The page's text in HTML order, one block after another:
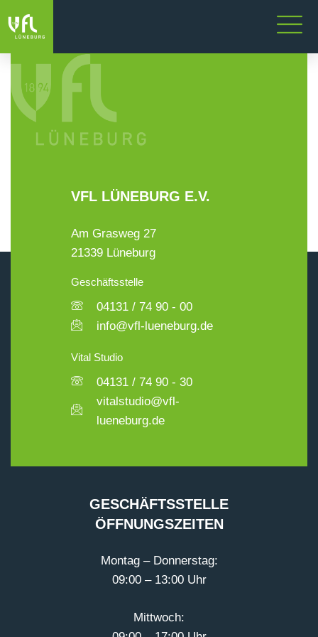
VFL LÜNEBURG E.V.
Am Grasweg 27
21339 Lüneburg
Geschäftsstelle
04131 / 74 90 - 00
info@vfl-lueneburg.de
Vital Studio
04131 / 74 90 - 30
vitalstudio@vfl-
lueneburg.de
GESCHÄFTSSTELLE
ÖFFNUNGSZEITEN
Montag – Donnerstag:
09:00 – 13:00 Uhr
Mittwoch: